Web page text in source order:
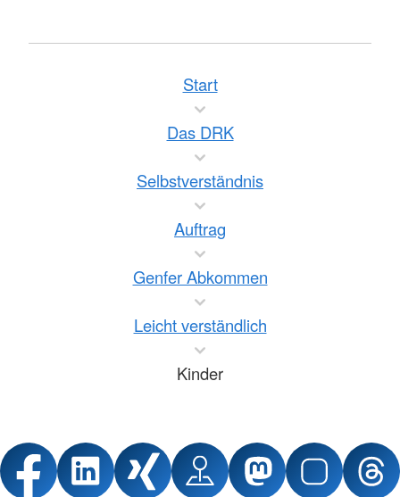
Start
Das DRK
Selbstverständnis
Auftrag
Genfer Abkommen
Leicht verständlich
Kinder